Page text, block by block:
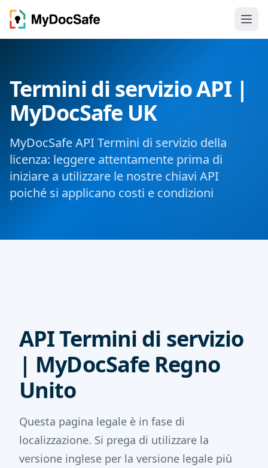
Termini di servizio API |
MyDocSafe UK
MyDocSafe API Termini di servizio della
licenza: leggere attentamente prima di
iniziare a utilizzare le nostre chiavi API
poiché si applicano costi e condizioni
API Termini di servizio
| MyDocSafe Regno
Unito
Questa pagina legale è in fase di
localizzazione. Si prega di utilizzare la
versione inglese per la versione legale più